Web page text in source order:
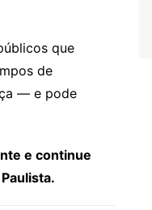
que
de
— e pode
e continue